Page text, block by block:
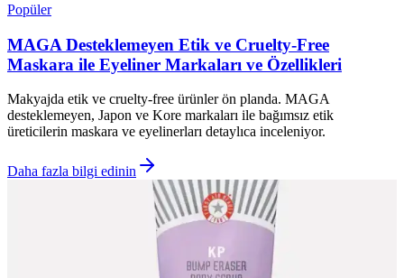
Popüler
MAGA Desteklemeyen Etik ve Cruelty-Free
Maskara ile Eyeliner Markaları ve Özellikleri
Makyajda etik ve cruelty-free ürünler ön planda. MAGA
desteklemeyen, Japon ve Kore markaları ile bağımsız etik
üreticilerin maskara ve eyelinerları detaylıca inceleniyor.
Daha fazla bilgi edinin